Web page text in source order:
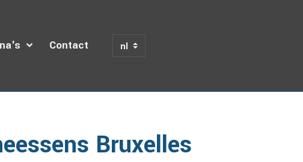
Contact
Bruxelles